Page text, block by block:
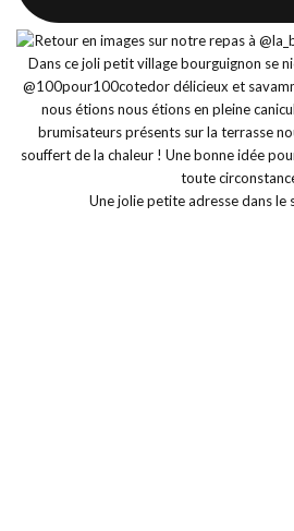
Une jolie petite adresse dans le